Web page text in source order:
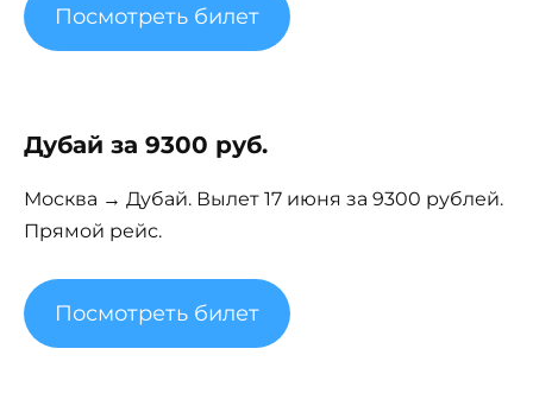
Посмотреть билет
Дубай за 9300 руб.
Москва → Дубай. Вылет 17 июня за 9300 рублей.
Прямой рейс.
Посмотреть билет